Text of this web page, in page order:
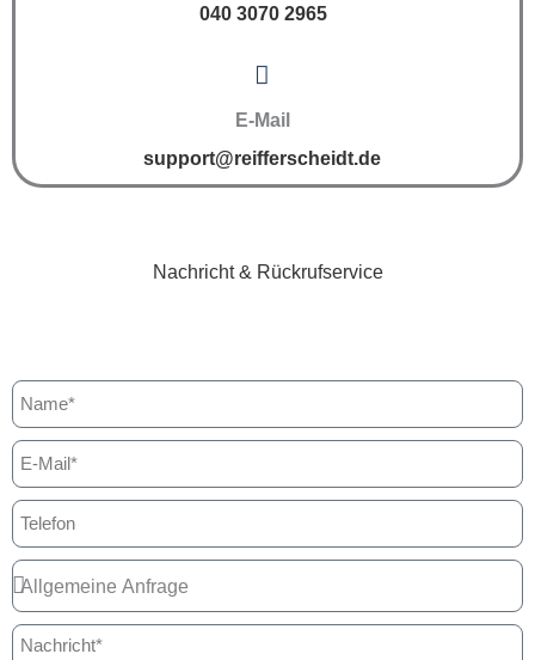
040 3070 2965
E-Mail
support@reifferscheidt.de
Nachricht & Rückrufservice